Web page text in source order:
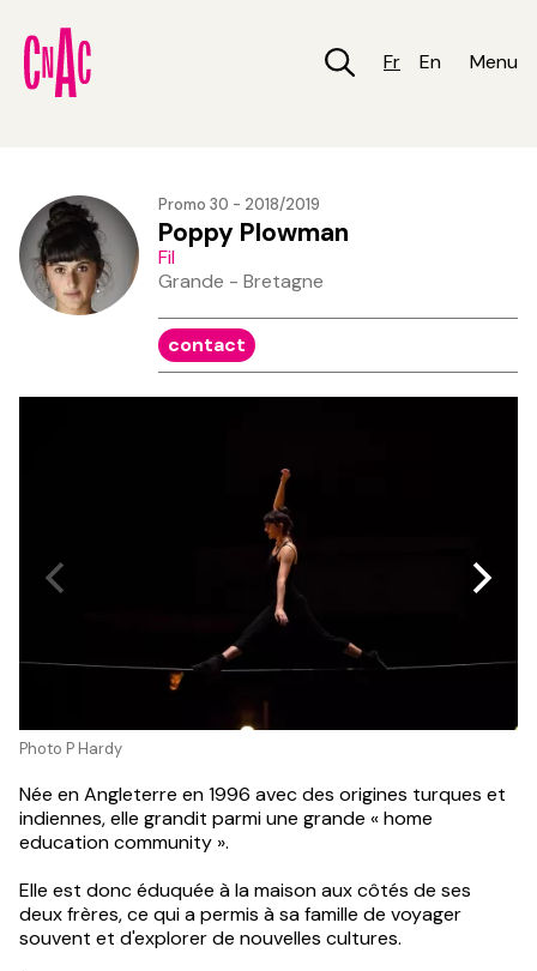
contenu
principal
Fr En Menu
Promo 30 - 2018/2019
Poppy Plowman
Fil
Grande - Bretagne
contact
Photo P Hardy
Née en Angleterre en 1996 avec des origines turques et
indiennes, elle grandit parmi une grande « home
education community ».
Elle est donc éduquée à la maison aux côtés de ses
deux frères, ce qui a permis à sa famille de voyager
souvent et d'explorer de nouvelles cultures.